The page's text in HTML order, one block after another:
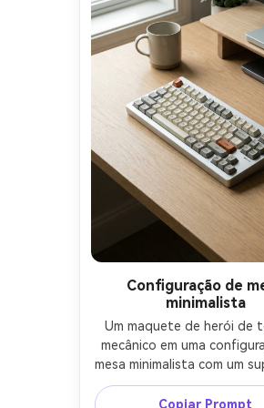
fotografia de produto
estética minimalista e
Configuração de
minimalista
Um maquete de herói de
mecânico em uma
mesa minimalista com um
monitor fino e uma única
cerâmica, área de
Copiar Prompt